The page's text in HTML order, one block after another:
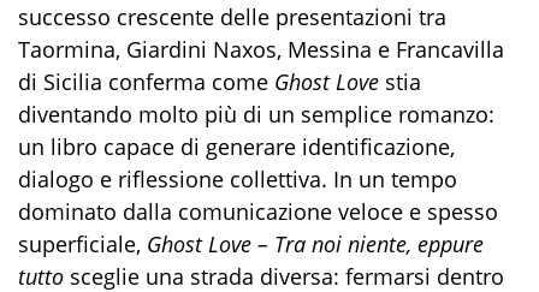
successo crescente delle presentazioni tra
Taormina, Giardini Naxos, Messina e Francavilla
di Sicilia conferma come Ghost Love stia
diventando molto più di un semplice romanzo:
un libro capace di generare identificazione,
dialogo e riflessione collettiva. In un tempo
dominato dalla comunicazione veloce e spesso
superficiale, Ghost Love – Tra noi niente, eppure
tutto sceglie una strada diversa: fermarsi dentro